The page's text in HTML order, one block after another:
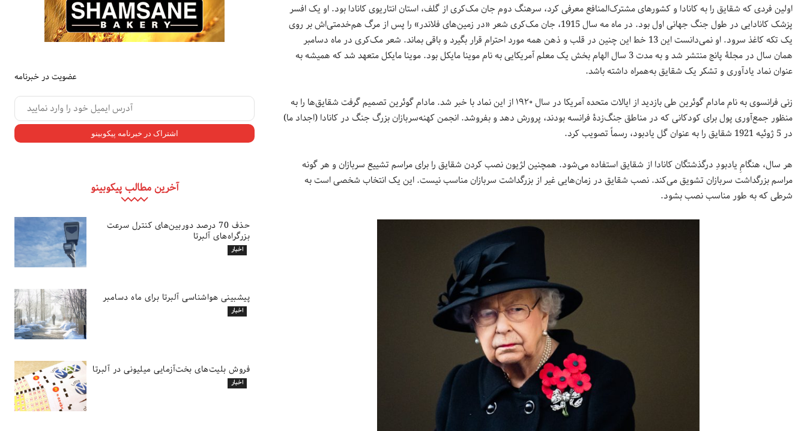
عضویت در خبرنامه
آخرین مطالب پیکوبینو
حذف 70 درصد دوربین‌های کنترل سرعت
بزرگراه‌های آلبرتا
اخبار
پیشبینی هواشناسی آلبرتا برای ماه دسامبر
اخبار
فروش بلیت‌های بخت‌آزمایی میلیونی در آلبرتا
اخبار
اولین فردی که شقایق را به کانادا و کشورهای مشترک‌المنافع معرفی کرد، سرهنگ دوم جان مک‌کری از گلف، استان انتاریوی کانادا بود. او یک افسر
پزشک کانادایی در طول جنگ جهانی اول بود. در ماه مه سال 1915، جان مک‌کری شعر «در زمین‌های فلاندر» را پس از مرگ هم‌خدمتی‌اش بر روی
یک تکه کاغذ سرود. او نمی‌دانست این 13 خط این چنین در قلب و ذهن همه مورد احترام قرار بگیرد و باقی بماند. شعر مک‌کری در ماه دسامبر
همان سال در مجلۀ پانج منتشر شد و به مدت 3 سال الهام بخش یک معلم آمریکایی به نام موینا مایکل بود. موینا مایکل متعهد شد که همیشه به
عنوان نماد یادآوری و تشکر یک شقایق به‌همراه داشته باشد.
زنی فرانسوی به نام مادام گوئرین طی بازدید از ایالات متحده آمریکا در سال ۱۹۲۰ از این نماد با خبر شد. مادام گوئرین تصمیم گرفت شقایق‌ها را به
منظور جمع‌آوری پول برای کودکانی که در مناطق جنگ‌‌زدۀ فرانسه بودند، پرورش دهد و بفروشد. انجمن کهنه‌سربازان بزرگ جنگ در کانادا (اجداد ما)
در 5 ژوئیه 1921 شقایق را به عنوان گل یادبود، رسماً تصویب کرد.
هر سال، هنگامِ یادبودِ درگذشتگان کانادا از شقایق استفاده می‌شود. همچنین لژیون نصب کردن شقایق را برای مراسم تشییع سربازان و هر گونه
مراسم بزرگداشت سربازان تشویق می‌کند. نصب شقایق در زمان‌هایی غیر از بزرگداشت سربازان مناسب نیست. این یک انتخاب شخصی است به
شرطی که به طور مناسب نصب بشود.